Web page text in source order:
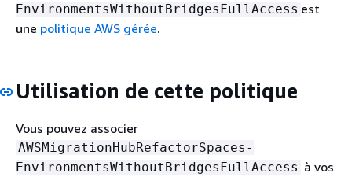
EnvironmentsWithoutBridgesFullAccess est
une politique AWS gérée.
Utilisation de cette politique
Vous pouvez associer
AWSMigrationHubRefactorSpaces-
EnvironmentsWithoutBridgesFullAccess à vos